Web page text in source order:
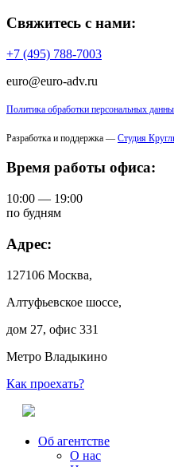
Свяжитесь с нами:
+7 (495) 788-7003
euro@euro-adv.ru
Политика обработки персональных
Разработка и поддержка — Студия
Время работы офиса:
10:00 — 19:00
по будням
Адрес:
127106 Москва,
Алтуфьевское шоссе,
дом 27, офис 331
Метро Владыкино
Как проехать?
Об агентстве
О нас